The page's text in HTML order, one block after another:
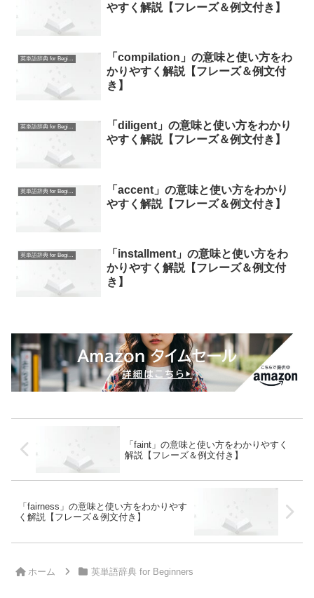
やすく解説【フレーズ＆例文付き】
英単語辞典 for Beginners
「compilation」の意味と使い方をわ
かりやすく解説【フレーズ＆例文付
き】
英単語辞典 for Beginners
「diligent」の意味と使い方をわかり
やすく解説【フレーズ＆例文付き】
英単語辞典 for Beginners
「accent」の意味と使い方をわかり
やすく解説【フレーズ＆例文付き】
英単語辞典 for Beginners
「installment」の意味と使い方をわ
かりやすく解説【フレーズ＆例文付
き】
「faint」の意味と使い方をわかりやすく
解説【フレーズ＆例文付き】
「fairness」の意味と使い方をわかりやす
く解説【フレーズ＆例文付き】
ホーム 英単語辞典 for Beginners